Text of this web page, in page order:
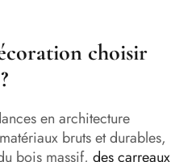
choisir
en architecture
bruts et durables,
bois massif,des carreaux